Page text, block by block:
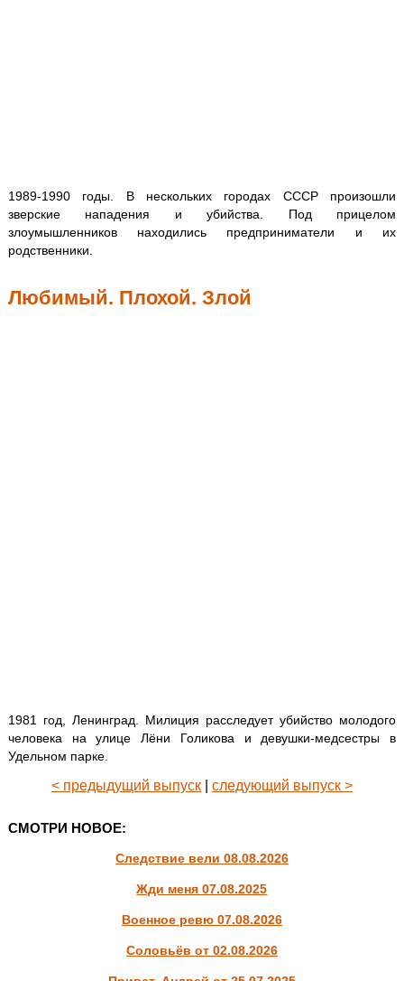
1989-1990 годы. В нескольких городах СССР произошли
зверские нападения и убийства. Под прицелом
злоумышленников находились предприниматели и их
родственники.
Любимый. Плохой. Злой
1981 год, Ленинград. Милиция расследует убийство молодого
человека на улице Лёни Голикова и девушки-медсестры в
Удельном парке.
< предыдущий выпуск| следующий выпуск >
СМОТРИ НОВОЕ:
Следствие вели 08.08.2026
Жди меня 07.08.2025
Военное ревю 07.08.2026
Соловьёв от 02.08.2026